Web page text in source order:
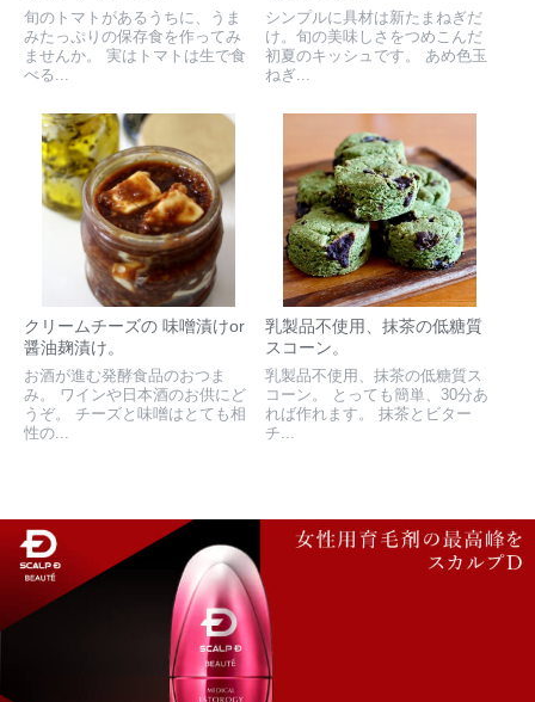
旬のトマトがあるうちに、うま
みたっぷりの保存食を作ってみ
ませんか。 実はトマトは生で食
べる...
シンプルに具材は新たまねぎだ
け。旬の美味しさをつめこんだ
初夏のキッシュです。 あめ色玉
ねぎ...
クリームチーズの 味噌漬けor
醤油麹漬け。
お酒が進む発酵食品のおつま
み。 ワインや日本酒のお供にど
うぞ。 チーズと味噌はとても相
性の...
乳製品不使用、抹茶の低糖質
スコーン。
乳製品不使用、抹茶の低糖質ス
コーン。 とっても簡単、30分あ
れば作れます。 抹茶とビター
チ...